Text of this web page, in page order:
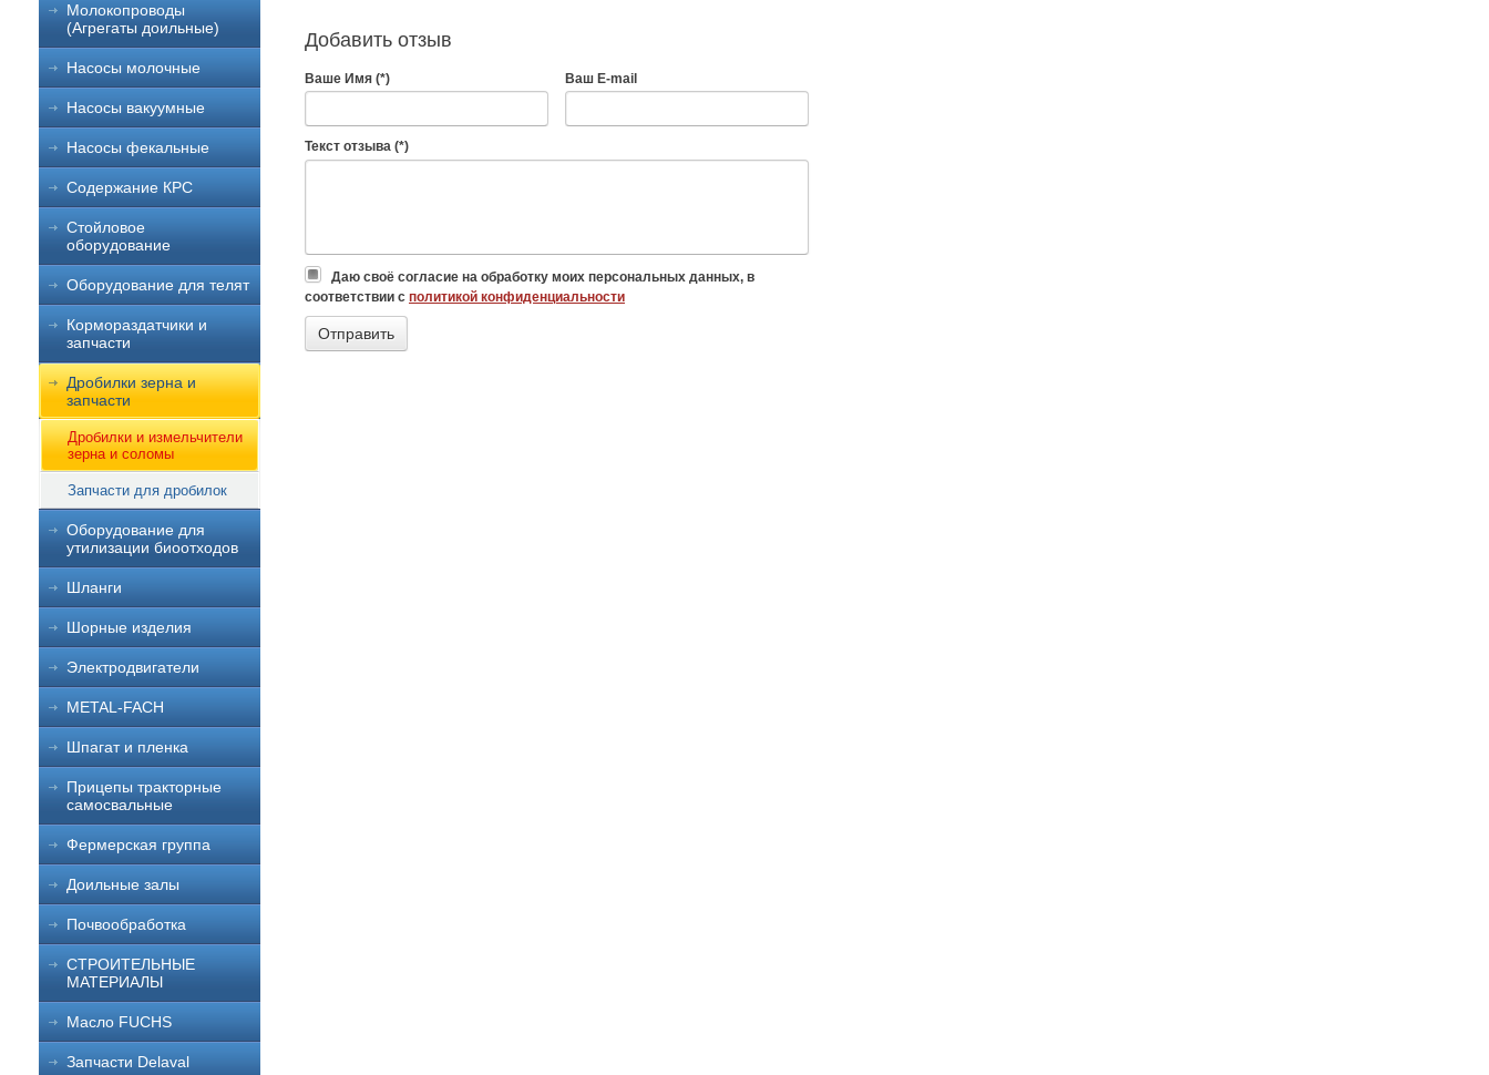
Молокопроводы
(Агрегаты доильные)
Насосы молочные
Насосы вакуумные
Насосы фекальные
Содержание КРС
Стойловое
оборудование
Оборудование для телят
Кормораздатчики и
запчасти
Дробилки зерна и
запчасти
Дробилки и измельчители
зерна и соломы
Запчасти для дробилок
Оборудование для
утилизации биоотходов
Шланги
Шорные изделия
Электродвигатели
METAL-FACH
Шпагат и пленка
Прицепы тракторные
самосвальные
Фермерская группа
Доильные залы
Почвообработка
СТРОИТЕЛЬНЫЕ
МАТЕРИАЛЫ
Масло FUCHS
Запчасти Delaval
Добавить отзыв
Ваше Имя (*) Ваш E-mail
Текст отзыва (*)
Даю своё согласие на обработку моих персональных данных, в
соответствии с политикой конфиденциальности